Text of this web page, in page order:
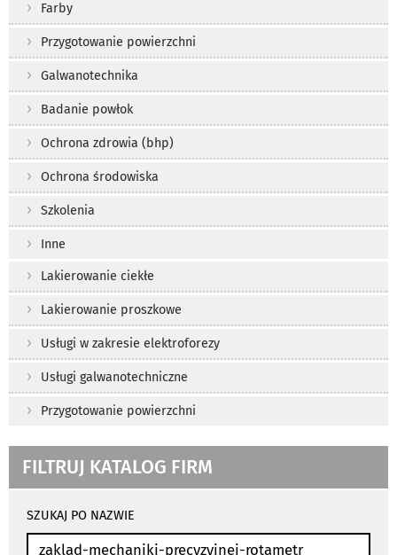
Farby
Przygotowanie powierzchni
Galwanotechnika
Badanie powłok
Ochrona zdrowia (bhp)
Ochrona środowiska
Szkolenia
Inne
Lakierowanie ciekłe
Lakierowanie proszkowe
Usługi w zakresie elektroforezy
Usługi galwanotechniczne
Przygotowanie powierzchni
FILTRUJ KATALOG FIRM
wyszukiwania
SZUKAJ PO NAZWIE